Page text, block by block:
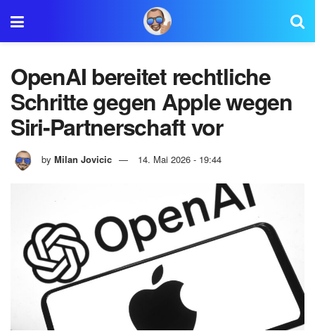
OpenAI bereitet rechtliche
Schritte gegen Apple wegen
Siri-Partnerschaft vor
by Milan Jovicic 14. Mai 2026 - 19:44